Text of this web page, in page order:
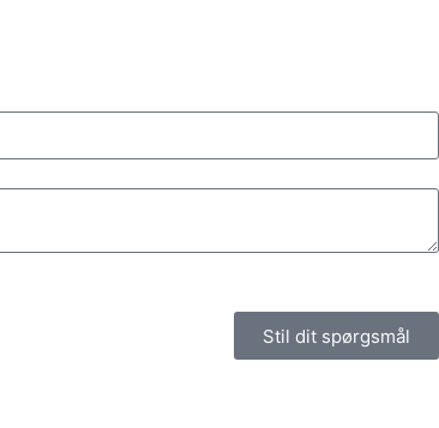
Stil dit spørgsmål